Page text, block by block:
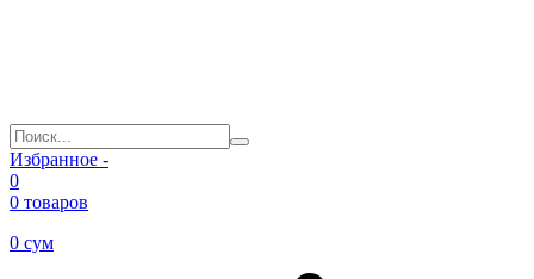
Избранное -
0
0 товаров
0 сум